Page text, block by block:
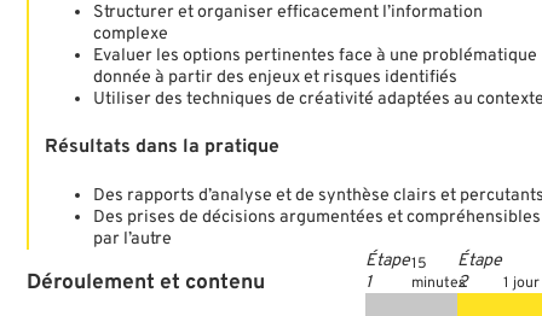
Structurer et organiser efficacement l’information
complexe
Evaluer les options pertinentes face à une problématique
donnée à partir des enjeux et risques identifiés
Utiliser des techniques de créativité adaptées au
Résultats dans la pratique
Des rapports d’analyse et de synthèse clairs et
Des prises de décisions argumentées et compréhensibles
par l’autre
Déroulement et contenu
15
minutes
1 jour